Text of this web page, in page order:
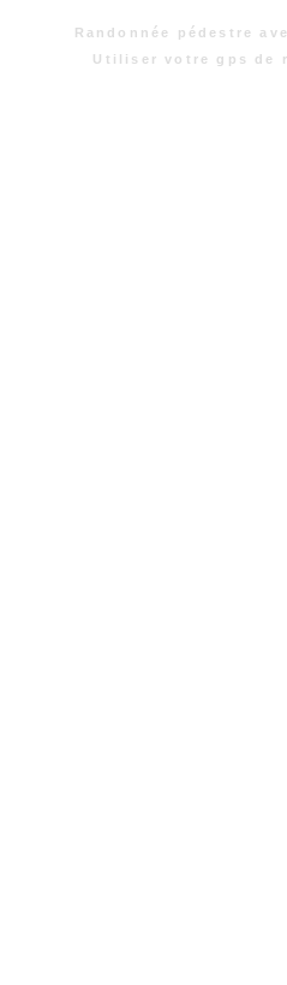
Randonnée pédestre
Utiliser votre gps de